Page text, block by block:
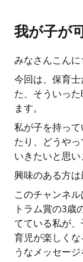
我が子が
みなさんこんに
今回は、保育
た、そういっ
ます。
私が子を持っ
たり、どうや
いきたいと思い
興味のある方は
このチャンネ
トラム賞の3歳
てている私が、
育児が楽しく
うなメッセージ